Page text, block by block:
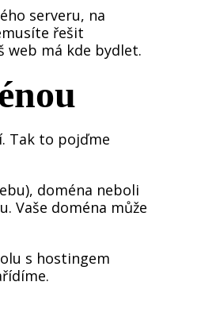
serveru, na
řešit
web má kde bydlet.
Tak to pojďme
doména neboli
Vaše doména může
s hostingem